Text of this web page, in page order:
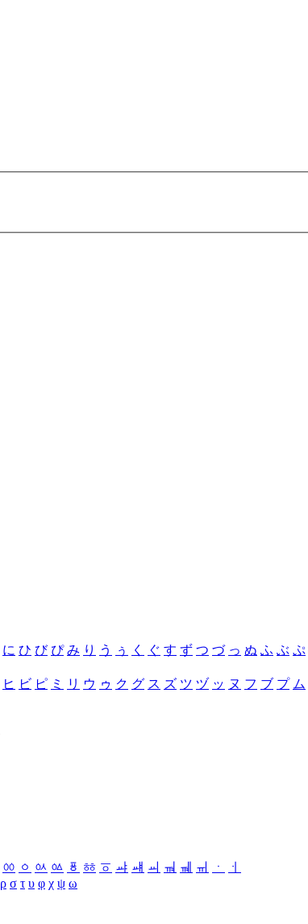
に ひ び ぴ み り う ぅ く ぐ す ず つ づ っ ぬ ふ ぶ ぷ
ヒ ビ ピ ミ リ ウ ゥ ク グ ス ズ ツ ヅ ッ ヌ フ ブ プ ム
ㆀ ㆁ ㆂ ㆃ ㆄ ㆅ ㆆ ㆇ ㆈ ㆉ ㆊ ㆋ ㆌ ㆍ
ㆎ
ρ σ τ υ φ χ ψ ω